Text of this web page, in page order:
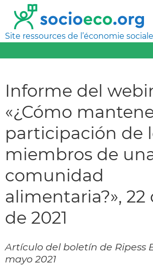
Site ressources de l’économie
Informe del
«¿Cómo
participación de
miembros de
comunidad
alimentaria?», 22
de 2021
Artículo del boletín de Ripess
mayo 2021